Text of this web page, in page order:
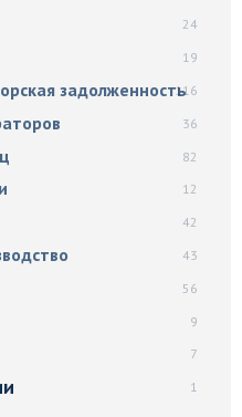
24
19
задолженность116
36
82
12
42
43
56
9
7
1